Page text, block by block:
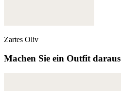
Zartes Oliv
Machen Sie ein Outfit daraus